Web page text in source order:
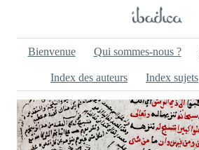
Bienvenue Qui sommes-nous ?
Index des auteurs Index sujets